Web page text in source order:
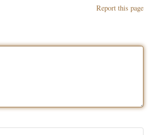
Report this page